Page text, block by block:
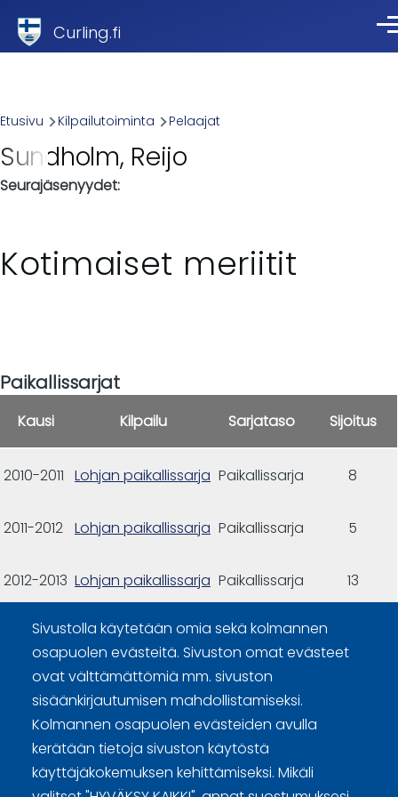
Curling.fi
Breadcrumb
Etusivu Kilpailutoiminta Pelaajat
Sundholm, Reijo
Seurajäsenyydet
Kotimaiset meriitit
Paikallissarjat
Kausi Kilpailu Sarjataso Sijoitus
2010-2011 Lohjan paikallissarja Paikallissarja 8
2011-2012 Lohjan paikallissarja Paikallissarja 5
2012-2013 Lohjan paikallissarja Paikallissarja 13
Sivustolla käytetään omia sekä kolmannen
osapuolen evästeitä. Sivuston omat evästeet
ovat välttämättömiä mm. sivuston
sisäänkirjautumisen mahdollistamiseksi.
Kolmannen osapuolen evästeiden avulla
kerätään tietoja sivuston käytöstä
käyttäjäkokemuksen kehittämiseksi. Mikäli
Curling Finland